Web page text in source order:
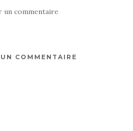
un commentaire
COMMENTAIRE